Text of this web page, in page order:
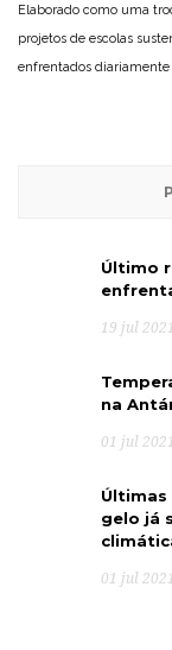
Elaborado como uma
projetos de escolas
enfrentados diariamente
Último
19 jul 2021
na
01 jul 2021
gelo já
01 jul 2021